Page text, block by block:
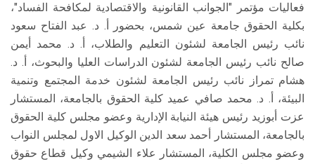
فعاليات مؤتمر "الجوانب القانونية والاقتصادية لمكافحة الفساد"،
بكلية الحقوق جامعة عين شمس، بحضور أ. د. عبد الفتاح سعود
نائب رئيس الجامعة لشئون التعليم والطلاب، أ. د. محمد أيمن
صالح نائب رئيس الجامعة لشئون الدراسات العليا والبحوث، أ. د.
هشام تمراز نائب رئيس الجامعة لشئون خدمة المجتمع وتنمية
البيئة، أ. د. محمد صافي عميد كلية الحقوق بالجامعة، المستشار
عزت أبوزيد رئيس هيئة النيابة الإدارية وعضو مجلس كلية الحقوق
بالجامعة، المستشار أحمد سعد الدين الوكيل الاول لمجلس النواب
وعضو مجلس الكلية، المستشار علاء الشيمي وكيل قطاع حقوق